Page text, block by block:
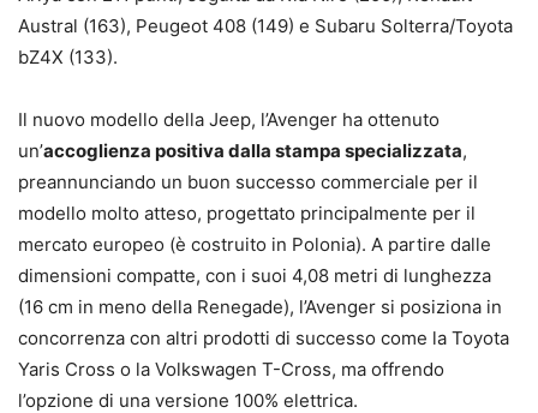
Austral (163), Peugeot 408 (149) e Subaru Solterra/Toyota
bZ4X (133).
Il nuovo modello della Jeep, l’Avenger ha ottenuto
un’accoglienza positiva dalla stampa specializzata,
preannunciando un buon successo commerciale per il
modello molto atteso, progettato principalmente per il
mercato europeo (è costruito in Polonia). A partire dalle
dimensioni compatte, con i suoi 4,08 metri di lunghezza
(16 cm in meno della Renegade), l’Avenger si posiziona in
concorrenza con altri prodotti di successo come la Toyota
Yaris Cross o la Volkswagen T-Cross, ma offrendo
l’opzione di una versione 100% elettrica.